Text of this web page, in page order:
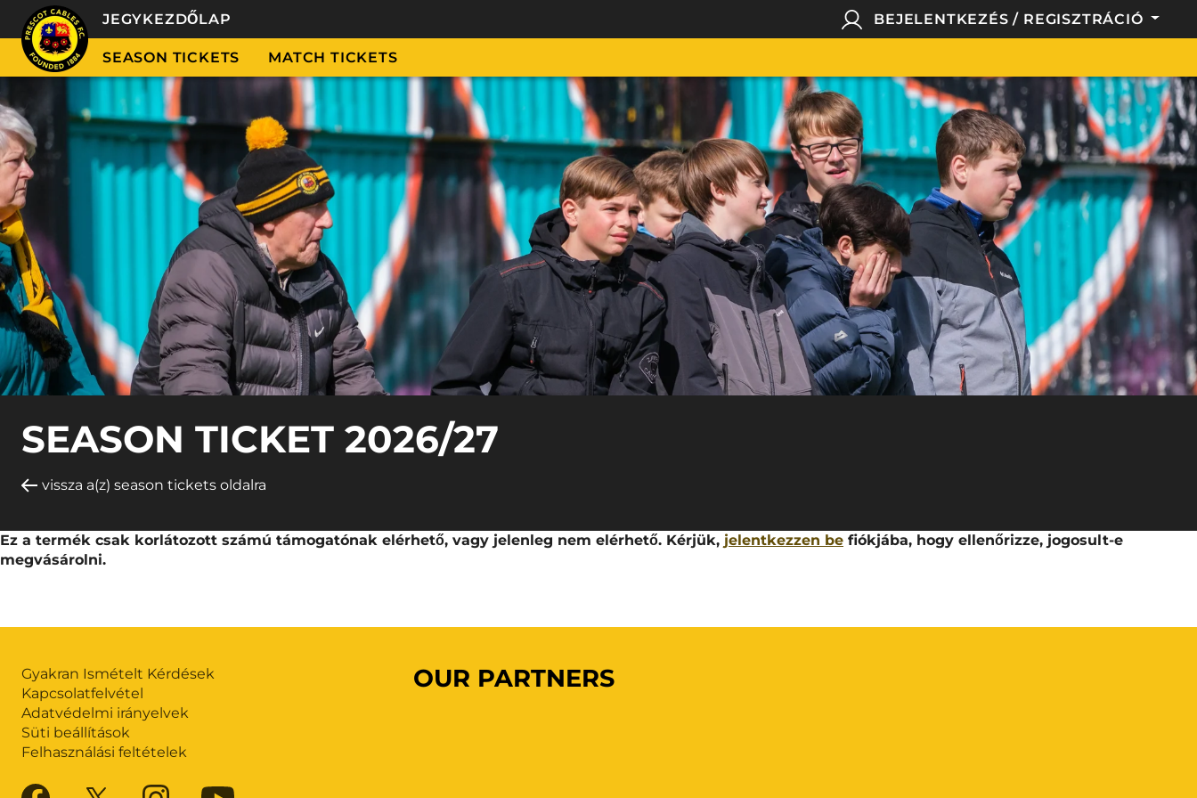
JEGYKEZDŐLAP BEJELENTKEZÉS / REGISZTRÁCIÓ
SEASON TICKETS MATCH TICKETS
SEASON TICKET 2026/27
vissza a(z) season tickets oldalra
Ez a termék csak korlátozott számú támogatónak elérhető, vagy jelenleg nem elérhető. Kérjük, jelentkezzen be fiókjába, hogy ellenőrizze, jogosult-e
megvásárolni.
Gyakran Ismételt Kérdések
Kapcsolatfelvétel
Adatvédelmi irányelvek
Süti beállítások
Felhasználási feltételek
OUR PARTNERS